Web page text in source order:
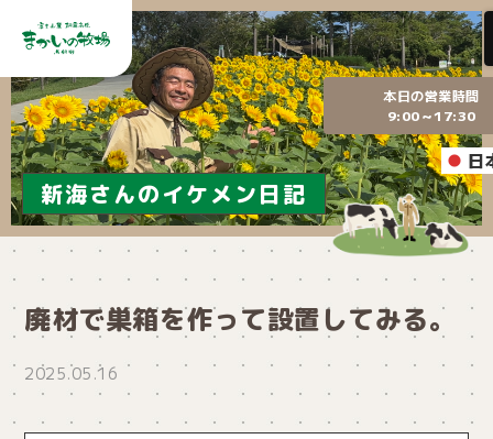
日
本日の営業時間
9:00～17:30
新海さんのイケメン日記
廃材で巣箱を作って設置してみる。
2025.05.16